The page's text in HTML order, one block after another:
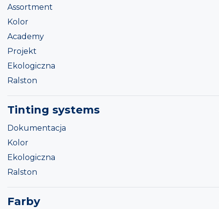
Assortment
Kolor
Academy
Projekt
Ekologiczna
Ralston
Tinting systems
Dokumentacja
Kolor
Ekologiczna
Ralston
Farby